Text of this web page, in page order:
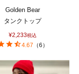
Golden Bear
タンクトップ
¥2,233税込
4.67 （6 ）